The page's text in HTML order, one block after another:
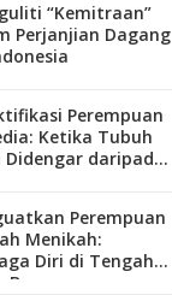
“Kemitraan”
Perjanjian Dagang
Perempuan
Ketika Tubuh
Didengar daripada
Perempuan
Menikah:
Diri di Tengah
Baru